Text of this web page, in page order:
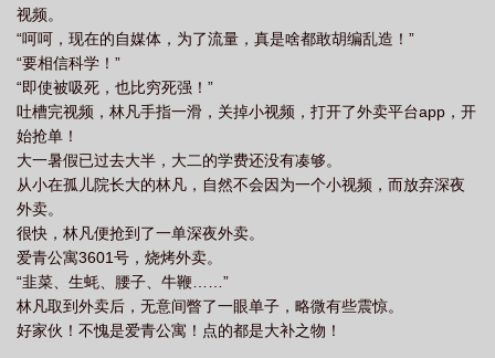
视频。
“呵呵，现在的自媒体，为了流量，真是啥都敢胡编乱造！”
“要相信科学！”
“即使被吸死，也比穷死强！”
吐槽完视频，林凡手指一滑，关掉小视频，打开了外卖平台app，开
始抢单！
大一暑假已过去大半，大二的学费还没有凑够。
从小在孤儿院长大的林凡，自然不会因为一个小视频，而放弃深夜
外卖。
很快，林凡便抢到了一单深夜外卖。
爱青公寓3601号，烧烤外卖。
“韭菜、生蚝、腰子、牛鞭……”
林凡取到外卖后，无意间瞥了一眼单子，略微有些震惊。
好家伙！不愧是爱青公寓！点的都是大补之物！